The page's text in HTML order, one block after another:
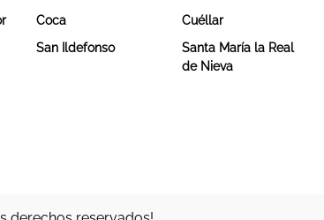
Coca
Cuéllar
San Ildefonso
Santa María la Real
de Nieva